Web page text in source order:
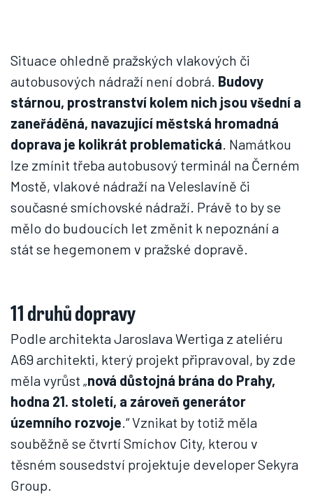
Situace ohledně pražských vlakových či
autobusových nádraží není dobrá. Budovy
stárnou, prostranství kolem nich jsou všední a
zaneřáděná, navazující městská hromadná
doprava je kolikrát problematická. Namátkou
lze zmínit třeba autobusový terminál na Černém
Mostě, vlakové nádraží na Veleslavíně či
současné smíchovské nádraží. Právě to by se
mělo do budoucích let změnit k nepoznání a
stát se hegemonem v pražské dopravě.
11 druhů dopravy
Podle architekta Jaroslava Wertiga z ateliéru
A69 architekti, který projekt připravoval, by zde
měla vyrůst „nová důstojná brána do Prahy,
hodna 21. století, a zároveň generátor
územního rozvoje.“ Vznikat by totiž měla
souběžně se čtvrtí Smíchov City, kterou v
těsném sousedství projektuje developer Sekyra
Group.